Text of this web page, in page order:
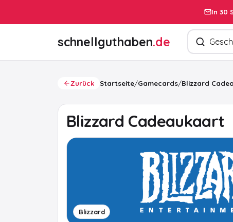
In 30
schnellguthaben.de Produkte
Zurück Startseite/Gamecards/Blizzard
Blizzard Cadeaukaart
Blizzard